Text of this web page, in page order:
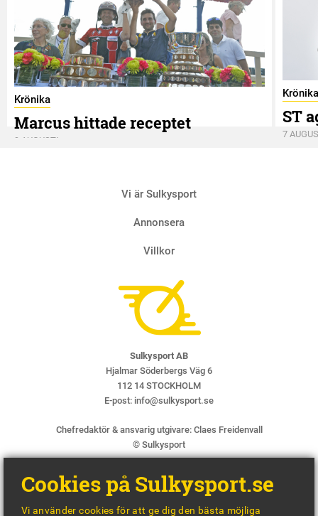
Krönika
Marcus hittade receptet
9 AUGUSTI
Krönika
ST
7
Vi är Sulkysport
Annonsera
Villkor
Sulkysport AB
Hjalmar Söderbergs Väg 6
112 14 STOCKHOLM
E-post: info@sulkysport.se
Chefredaktör & ansvarig utgivare: Claes Freidenvall
© Sulkysport
Cookies på Sulkysport.se
Vi använder cookies för att ge dig den bästa möjliga